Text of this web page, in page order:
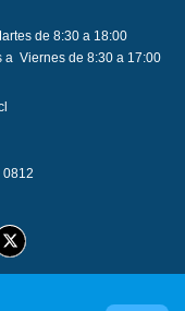
de 8:30 a 18:00
8:30 a 17:00
0812